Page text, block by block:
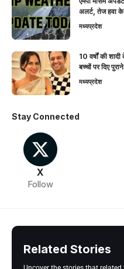
अलर्ट, तेज हवा के
मध्यप्रदेश
10 वर्षों की
बच्चों पर दिए
मध्यप्रदेश
Stay Connected
X
Follow
Related Stories